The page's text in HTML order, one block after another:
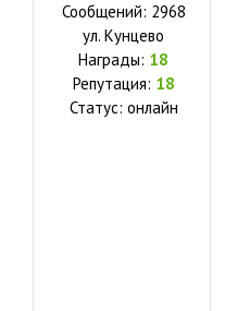
Сообщений: 2968
ул. Кунцево
Награды: 18
Репутация: 18
Статус: онлайн